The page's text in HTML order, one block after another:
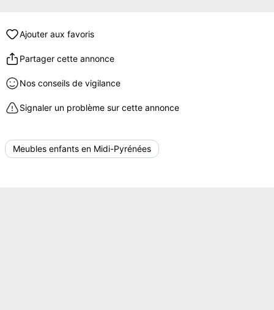
Ajouter aux favoris
Partager cette annonce
Nos conseils de vigilance
Signaler un problème sur cette annonce
Meubles enfants en Midi-Pyrénées